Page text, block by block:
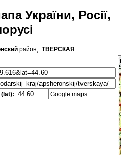
України, Росії,
район, .ТВЕРСКАЯ
Google maps